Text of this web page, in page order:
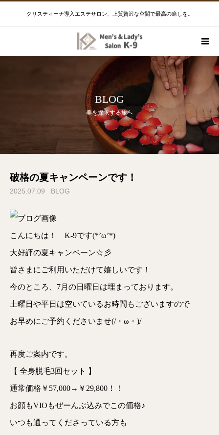
クリスティーナ導入エステサロン、上質贅沢な空間で最高の癒しを。
BLOG
美を探求する旅へ
破格の夏キャンペーンです！
2025.07.09 BLOG
こんにちは！ K-9です(*’ω’*)
大好評の夏キャンペーン☆彡
皆さまにご利用いただけて嬉しいです！
今のところ、7月の日曜日は埋まっております。
土曜日や平日は空いているお時間もございますので
お早めにご予約くださいませ(/・ω・)/
再度ご案内です。
【 全身脱毛3回セット 】
通常価格￥57,000→￥29,800！！
お顔もVIOもぜーんぶ込みでこの価格♪
いつも通ってくださっている方も